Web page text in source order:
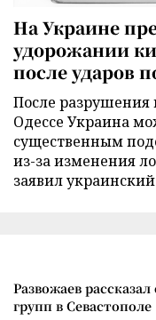
На Украине
удорожании
после ударов
После разрушения
Одессе Украина
существенным
из-за изменения
заявил
Развожаев
групп в Севастополе